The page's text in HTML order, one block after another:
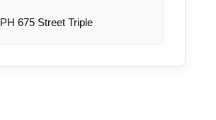
675 Street Triple